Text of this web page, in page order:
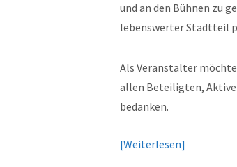
und an den Bühnen zu
lebenswerter Stadtteil
Als Veranstalter
allen Beteiligten,
bedanken.
Weiterlesen